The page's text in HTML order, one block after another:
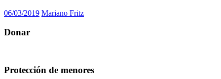
06/03/2019 Mariano Fritz
Donar
Protección de menores